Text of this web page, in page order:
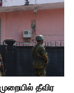
தீவிர